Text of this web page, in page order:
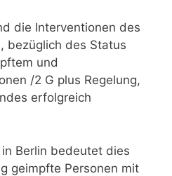
die Interventionen des
bezüglich des Status
und
/2 G plus Regelung,
erfolgreich
Berlin bedeutet dies
geimpfte Personen mit